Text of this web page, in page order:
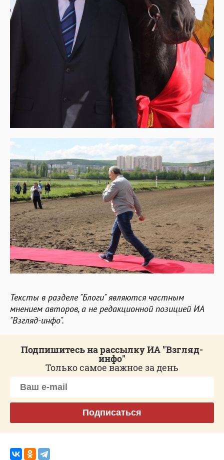
Тексты в разделе "Блоги" являются частным
мнением авторов, а не редакционной позицией ИА
"Взгляд-инфо".
Подпишитесь на рассылку ИА "Взгляд-
инфо"
Только самое важное за день
Подписаться